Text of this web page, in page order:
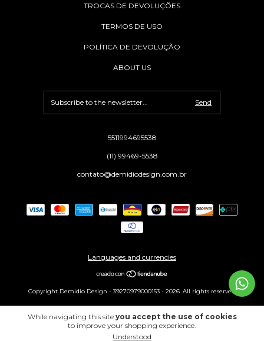
While navigating this site you accept the use of cookies
to improve your shopping experience.
Understood
TROCAS DE DEVOLUÇÕES
TERMOS DE USO
POLÍTICA DE DEVOLUÇÃO
ABOUT US
5511994695538
(11) 99469-5538
contato@demidiodesign.com.br
Languages and currencies
Copyright Demidio Design - 39270979000153 - 2026. All rights reserved.